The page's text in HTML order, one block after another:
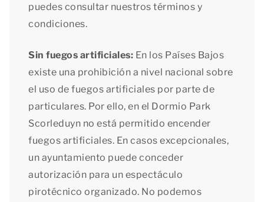
puedes consultar nuestros términos y
condiciones.
Sin fuegos artificiales: En los Países Bajos
existe una prohibición a nivel nacional sobre
el uso de fuegos artificiales por parte de
particulares. Por ello, en el Dormio Park
Scorleduyn no está permitido encender
fuegos artificiales. En casos excepcionales,
un ayuntamiento puede conceder
autorización para un espectáculo
pirotécnico organizado. No podemos